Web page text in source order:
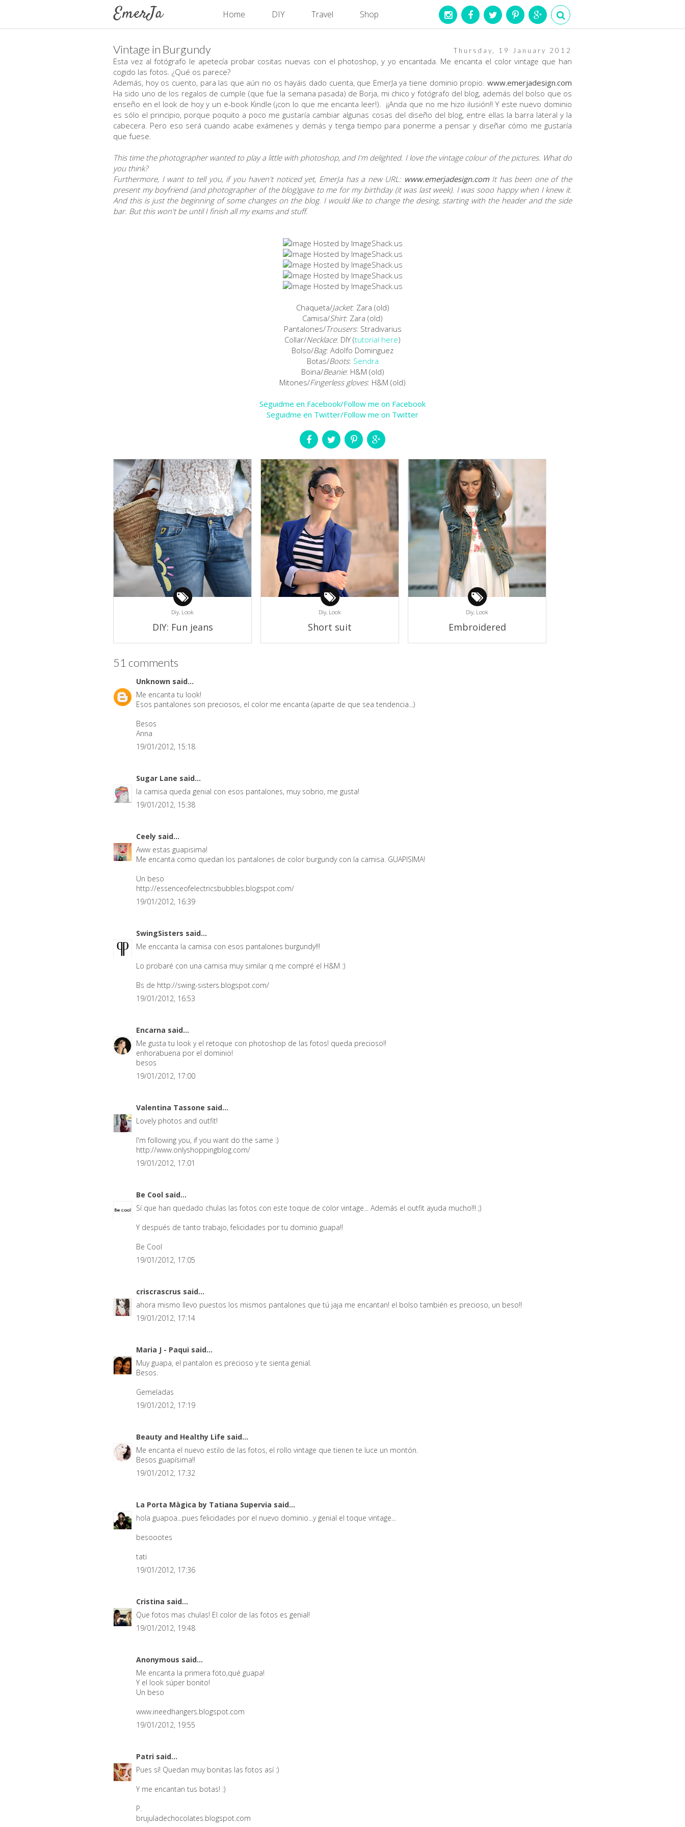
Home DIY Travel Shop
Thursday, 19 January 2012
Vintage in Burgundy
Esta vez al fotógrafo le apetecía probar cositas nuevas con el photoshop, y yo encantada. Me encanta el color vintage que han
cogido las fotos. ¿Qué os parece?
Además, hoy os cuento, para las que aún no os hayáis dado cuenta, que EmerJa ya tiene dominio propio. www.emerjadesign.com
Ha sido uno de los regalos de cumple (que fue la semana pasada) de Borja, mi chico y fotógrafo del blog, además del bolso que os
enseño en el look de hoy y un e-book Kindle (¡con lo que me encanta leer!). ¡¡Anda que no me hizo ilusión!! Y este nuevo dominio
es sólo el principio, porque poquito a poco me gustaría cambiar algunas cosas del diseño del blog, entre ellas la barra lateral y la
cabecera. Pero eso será cuando acabe exámenes y demás y tenga tiempo para ponerme a pensar y diseñar cómo me gustaría
que fuese.
This time the photographer wanted to play a little with photoshop, and I'm delighted. I love the vintage colour of the pictures. What do
you think?
Furthermore, I want to tell you, if you haven't noticed yet, EmerJa has a new URL: www.emerjadesign.comIt has been one of the
present my boyfriend (and photographer of the blog)gave to me for my birthday (it was last week). I was sooo happy when I knew it.
And this is just the beginning of some changes on the blog. I would like to change the desing, starting with the header and the side
bar. But this won't be until I finish all my exams and stuff.
Chaqueta/Jacket: Zara (old)
Camisa/Shirt: Zara (old)
Pantalones/Trousers: Stradivarius
Collar/Necklace: DIY (tutorial here)
Bolso/Bag: Adolfo Dominguez
Botas/Boots: Sendra
Boina/Beanie: H&M (old)
Mitones/Fingerless gloves: H&M (old)
Seguidme en Facebook/Follow me on Facebook
Seguidme en Twitter/Follow me on Twitter
Diy, Look
DIY: Fun jeans
Diy, Look
Short suit
Diy, Look
Embroidered
51 comments
Unknown said...
Me encanta tu look!
Esos pantalones son preciosos, el color me encanta (aparte de que sea tendencia...)
Besos
Anna
19/01/2012, 15:18
Sugar Lane said...
la camisa queda genial con esos pantalones, muy sobrio, me gusta!
19/01/2012, 15:38
Ceely said...
Aww estas guapisima!
Me encanta como quedan los pantalones de color burgundy con la camisa. GUAPISIMA!
Un beso
http://essenceofelectricsbubbles.blogspot.com/
19/01/2012, 16:39
SwingSisters said...
Me enccanta la camisa con esos pantalones burgundy!!!
Lo probaré con una camisa muy similar q me compré el H&M :)
Bs de http://swing-sisters.blogspot.com/
19/01/2012, 16:53
Encarna said...
Me gusta tu look y el retoque con photoshop de las fotos! queda precioso!!
enhorabuena por el dominio!
besos
19/01/2012, 17:00
Valentina Tassone said...
Lovely photos and outfit!
I'm following you, if you want do the same :)
http://www.onlyshoppingblog.com/
19/01/2012, 17:01
Be Cool said...
Sí que han quedado chulas las fotos con este toque de color vintage... Además el outfit ayuda mucho!!! ;)
Y después de tanto trabajo, felicidades por tu dominio guapa!!
Be Cool
19/01/2012, 17:05
criscrascrus said...
ahora mismo llevo puestos los mismos pantalones que tú jaja me encantan! el bolso también es precioso, un beso!!
19/01/2012, 17:14
Maria J - Paqui said...
Muy guapa, el pantalon es precioso y te sienta genial.
Besos.
Gemeladas
19/01/2012, 17:19
Beauty and Healthy Life said...
Me encanta el nuevo estilo de las fotos, el rollo vintage que tienen te luce un montón.
Besos guapísima!!
19/01/2012, 17:32
La Porta Màgica by Tatiana Supervia said...
hola guapoa...pues felicidades por el nuevo dominio...y genial el toque vintage...
besoootes
tati
19/01/2012, 17:36
Cristina said...
Que fotos mas chulas! El color de las fotos es genial!
19/01/2012, 19:48
Anonymous said...
Me encanta la primera foto,qué guapa!
Y el look súper bonito!
Un beso
www.ineedhangers.blogspot.com
19/01/2012, 19:55
Patri said...
Pues sí! Quedan muy bonitas las fotos así :)
Y me encantan tus botas! :)
P.
brujuladechocolates.blogspot.com